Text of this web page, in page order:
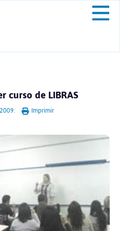
curso de LIBRAS
Imprimir